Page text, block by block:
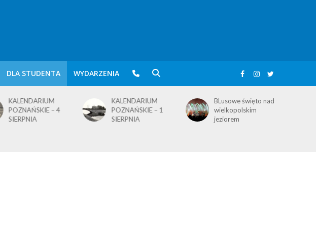
DLA STUDENTA WYDARZENIA
KALENDARIUM
POZNAŃSKIE – 4
SIERPNIA
KALENDARIUM
POZNAŃSKIE – 1
SIERPNIA
BLusowe święto nad
wielkopolskim
jeziorem